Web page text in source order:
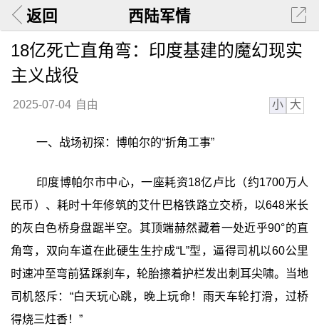
返回 西陆军情
18亿死亡直角弯：印度基建的魔幻现实
主义战役
2025-07-04 自由 小 大
一、战场初探：博帕尔的“折角工事”
印度博帕尔市中心，一座耗资18亿卢比（约1700万人
民币）、耗时十年修筑的艾什巴格铁路立交桥，以648米长
的灰白色桥身盘踞半空。其顶端赫然藏着一处近乎90°的直
角弯，双向车道在此硬生生拧成“L”型，逼得司机以60公里
时速冲至弯前猛踩刹车，轮胎擦着护栏发出刺耳尖啸。当地
司机怒斥：“白天玩心跳，晚上玩命！雨天车轮打滑，过桥
得烧三炷香！”